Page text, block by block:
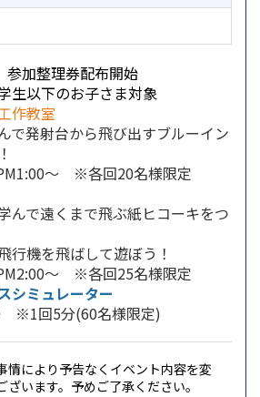
加整理券配布開始
生以下のお子さま対象
作教室
で発射台から飛び出すブルーイン
～ ※各回20名様限定
んで遠くまで飛ぶ紙ヒコーキをつ
行機を飛ばして遊ぼう！
～ ※各回25名様限定
シミュレーター
※1回5分(60名様限定)
により予告なくイベント内容を変
います。予めご了承ください。